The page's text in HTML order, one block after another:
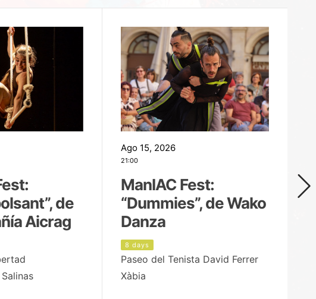
de
Aicrag
Ago 15, 2026
21:00
ManIAC Fest:
“Dummies”, de Wako
Danza
8 days
Paseo del Tenista David Ferrer
Xàbia